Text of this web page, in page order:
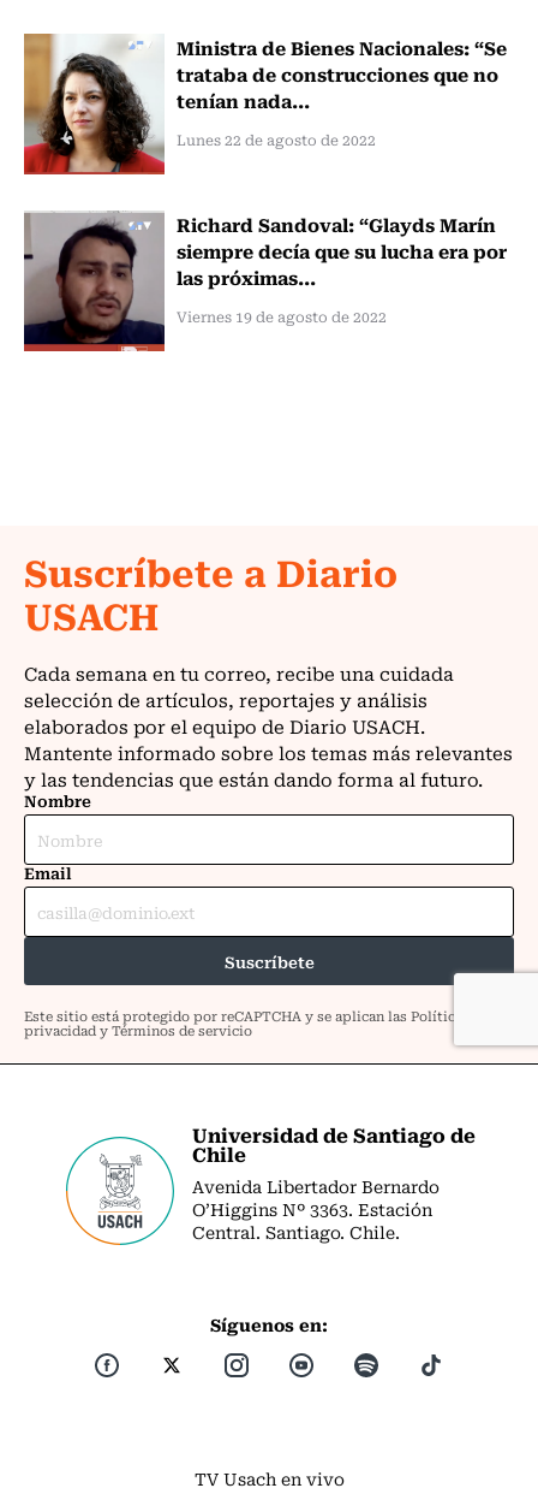
Ministra de Bienes Nacionales: “Se
trataba de construcciones que no
tenían nada...
Lunes 22 de agosto de 2022
Richard Sandoval: “Glayds Marín
siempre decía que su lucha era por
las próximas...
Viernes 19 de agosto de 2022
Universidad de Santiago de
Chile
Avenida Libertador Bernardo
O’Higgins Nº 3363. Estación
Central. Santiago. Chile.
Síguenos en:
TV Usach en vivo